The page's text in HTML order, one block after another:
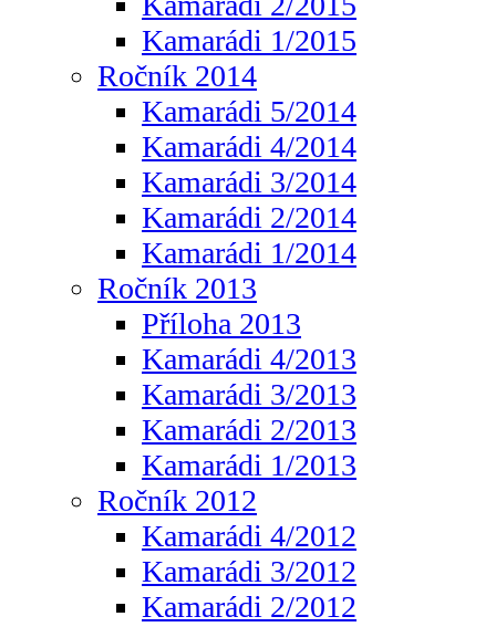
Kamarádi 1/2015
Ročník 2014
Kamarádi 5/2014
Kamarádi 4/2014
Kamarádi 3/2014
Kamarádi 2/2014
Kamarádi 1/2014
Ročník 2013
Příloha 2013
Kamarádi 4/2013
Kamarádi 3/2013
Kamarádi 2/2013
Kamarádi 1/2013
Ročník 2012
Kamarádi 4/2012
Kamarádi 3/2012
Kamarádi 2/2012